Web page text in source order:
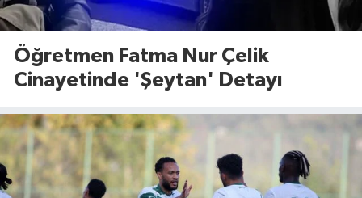
Öğretmen Fatma Nur Çelik
Cinayetinde 'Şeytan' Detayı